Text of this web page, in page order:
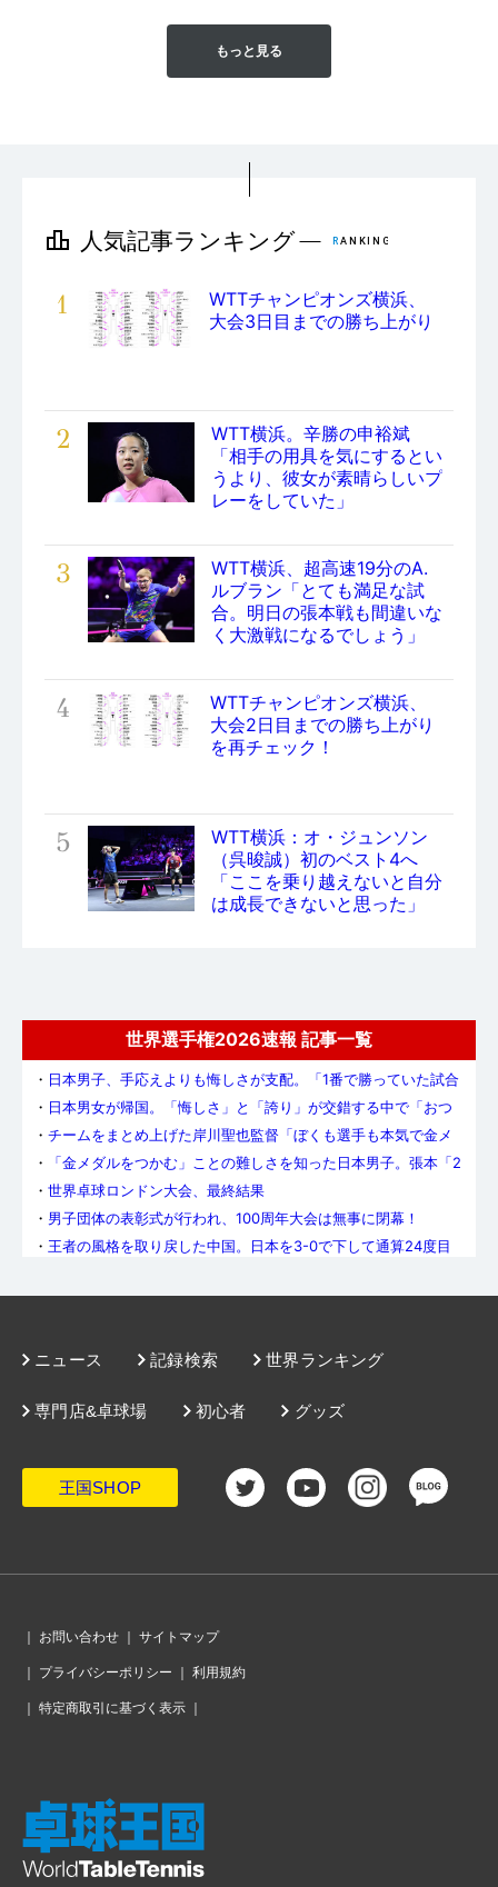
もっと見る
1
WTTチャンピオンズ横浜、
大会3日目までの勝ち上がり
2
WTT横浜。辛勝の申裕斌
「相手の用具を気にするとい
うより、彼女が素晴らしいプ
レーをしていた」
3
WTT横浜、超高速19分のA.
ルブラン「とても満足な試
合。明日の張本戦も間違いな
く大激戦になるでしょう」
4
WTTチャンピオンズ横浜、
大会2日目までの勝ち上がり
を再チェック！
5
WTT横浜：オ・ジュンソン
（呉晙誠）初のベスト4へ
「ここを乗り越えないと自分
は成長できないと思った」
世界選手権2026速報 記事一覧
・ 日本男子、手応えよりも悔しさが支配。「1番で勝っていた試合
・ 日本男女が帰国。「悔しさ」と「誇り」が交錯する中で「おつ
・ チームをまとめ上げた岸川聖也監督「ぼくも選手も本気で金メ
・
「金メダルをつかむ」ことの難しさを知った日本男子。張本「2
・ 世界卓球ロンドン大会、最終結果
・ 男子団体の表彰式が行われ、100周年大会は無事に閉幕！
・ 王者の風格を取り戻した中国。日本を3-0で下して通算24度目
・全力で声を出す馬龍や許昕、ジャージを脱いた王皓監督。総力
・ タイペイ戦で効いた張本の先制パンチ「エース対決で勝てて、
良いスタートが切れた」岸川監督
を制した王国が12連覇に挑む
・日本男子、チャイニーズタイペイを圧倒。4大会ぶりの決勝へ!!
・「正直、決勝のことで頭がいっぱい」いざ悲願の金メダルへ、
日本女子ドイツ戦後のコメント
ドイツにリベンジ許さず。日本女子が3-0勝利で6大会連続の決
勝進出
・トレビアン、フラビアン！ 18歳のコトンがカルデラノをKO、フ
・ちょっと気になる赤いケース。ドーハ大会の王楚欽ラケット破
中国男子、復活の兆し。準々決勝で韓国との大一番に完勝し、
連覇継続へ一歩前進
い」日本女子、ウクライナ戦後のコメント
・ウクライナも圧倒した日本女子、6大会連続でのメダルが確定。
・ドイツ戦の勝利で波に乗れるか松島輝空「自分たちが目指すの
は金メダル。まだまだ満足しない」
・女子準々決勝、韓国は釜山大会に続いて中国に敗戦。ドイツは
香港を下し、2大会ぶりのメダル確定
・ドイツを破りメダル確定！手応えを語る岸川監督「張本のメン
タルは素晴らしかった」
ニュース 記録検索 世界ランキング
グッズ
専門店&卓球場 初心者
王国SHOP
｜ お問い合わせ ｜ サイトマップ
｜ プライバシーポリシー ｜ 利用規約
｜ 特定商取引に基づく表示 ｜